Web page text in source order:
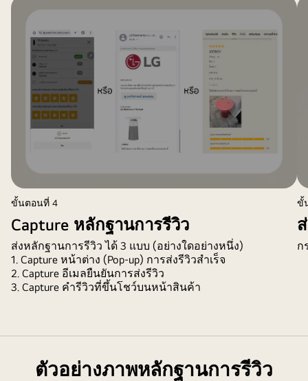
ขั้นตอนที่ 4
Capture หลักฐานการรีวิว
ส่งหลักฐานการรีวิว ได้ 3 แบบ (อย่างใดอย่างหนึ่ง)
1. Capture หน้าต่าง (Pop-up) การส่งรีวิวสำเร็จ
2. Capture อีเมลยืนยันการส่งรีวิว
3. Capture คำรีวิวที่ขึ้นโชว์บนหน้าสินค้า
ขั้
ก
ตัวอย่างภาพหลักฐานการรีวิว